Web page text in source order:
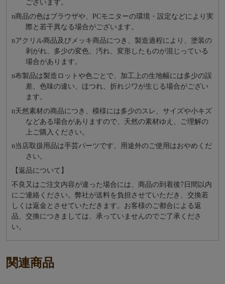
ございます。
n商品の⾊はブラウザや、PCモニターの環境・設定などにより実
際と若⼲異なる場合がございます。
nアクリル商品及びメッキ商品につき、製造過程により、塗装の
剥がれ、多少の変色、汚れ、変形したものが混じっている
場合があります。
n布製品は製造ロットや色ごとで、加工上の生地幅には多少の誤
差、色味の違い、ほつれ、折れジワが生じる場合がござい
ます。
n天然素材の商品につき、模様には多少のスレ、サイズや小キズ
などある場合がありますので、天然の素材ゆえ、ご理解の
上ご購入ください。
n当店取扱用品は⼿芸パーツです、⽤途外のご使⽤はおやめくだ
さい。
【返品について】
不良又はご注文内容が違った場合には、商品の到着後7日間以内
にご連絡ください。弊社が送料を負担させていただき、交換若
しくは返金とさせていただきます。お客様のご都合による返
品、交換につきましては、承っていませんのでご了承くださ
い。
関連商品